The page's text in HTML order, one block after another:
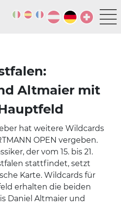
Altmaier mit
hat weitere Wildcards
OPEN vergeben.
der vom 15. bis 21.
stattfindet, setzt
Karte. Wildcards für
erhalten die beiden
Daniel Altmaier und